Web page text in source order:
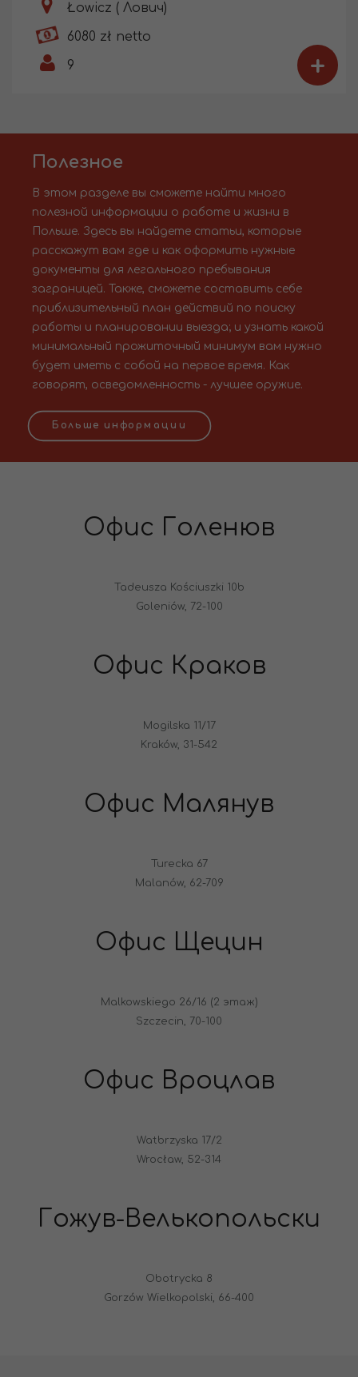
Łowicz ( Лович)
6080 zł netto
9
+
Полезное
В этом разделе вы сможете найти много
полезной информации о работе и жизни в
Польше. Здесь вы найдете статьи, которые
расскажут вам где и как оформить нужные
документы для легального пребывания
заграницей. Также, сможете составить себе
приблизительный план действий по поиску
работы и планировании выезда; и узнать какой
минимальный прожиточный минимум вам нужно
будет иметь с собой на первое время. Как
говорят, осведомленность - лучшее оружие.
Больше информации
Офис Голенюв
Tadeusza Kościuszki 10b
Goleniów, 72-100
Офис Краков
Mogilska 11/17
Kraków, 31-542
Офис Малянув
Turecka 67
Malanów, 62-709
Офис Щецин
Malkowskiego 26/16 (2 этаж)
Szczecin, 70-100
Офис Вроцлав
Watbrzyska 17/2
Wrocław, 52-314
Гожув-Велькопольски
Obotrycka 8
Gorzów Wielkopolski, 66-400